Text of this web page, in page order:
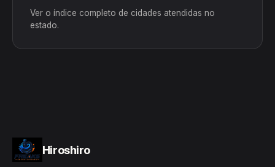
Ver o índice completo de cidades atendidas no
estado.
Hiroshiro